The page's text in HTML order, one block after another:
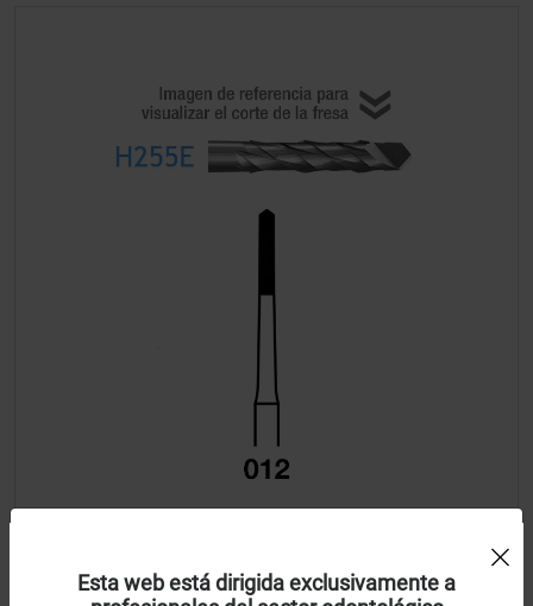
Esta web está dirigida exclusivamente a